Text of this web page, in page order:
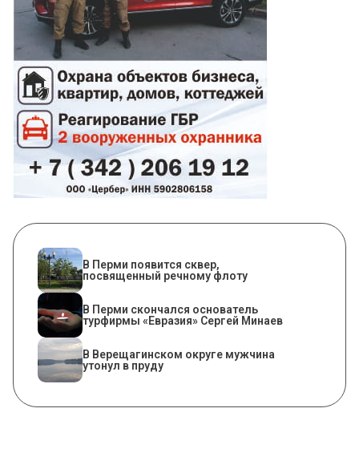
В Перми появится сквер,
посвященный речному флоту
В Перми скончался основатель
турфирмы «Евразия» Сергей Минаев
В Верещагинском округе мужчина
утонул в пруду